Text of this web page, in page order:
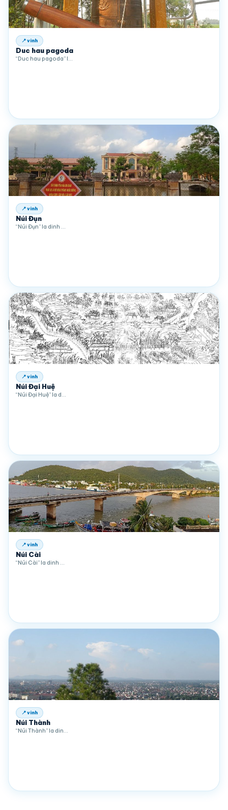
📍 vinh
Duc hau pagoda
“Duc hau pagoda” l…
📍 vinh
Núi Đụn
“Núi Đụn” la dinh …
📍 vinh
Núi Đại Huệ
“Núi Đại Huệ” la d…
📍 vinh
Núi Cài
“Núi Cài” la dinh …
📍 vinh
Núi Thành
“Núi Thành” la din…